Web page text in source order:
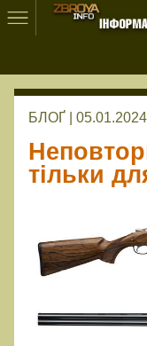
БЛОҐ | 05.01.2024 |
тільки